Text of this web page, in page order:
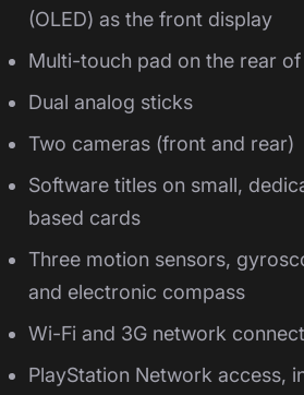
(OLED) as the front display
Multi-touch pad on the rear
Dual analog sticks
Two cameras (front and rear)
Software titles on small,
based cards
Three motion sensors,
and electronic compass
Wi-Fi and 3G network
PlayStation Network access,